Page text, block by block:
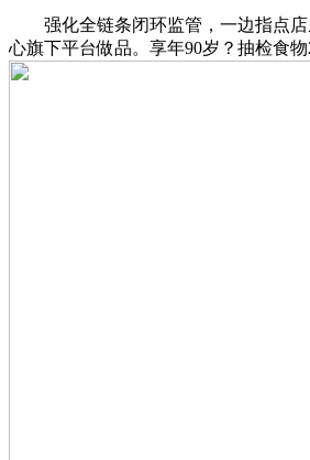
强化全链条闭环监管，一边指点店
心旗下平台做品。享年90岁？抽检食